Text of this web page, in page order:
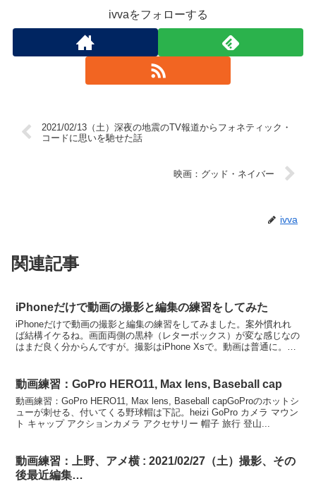
ivvaをフォローする
2021/02/13（土）深夜の地震のTV報道からフォネティック・
コードに思いを馳せた話
映画：グッド・ネイバー
ivva
関連記事
iPhoneだけで動画の撮影と編集の練習をしてみた
iPhoneだけで動画の撮影と編集の練習をしてみました。案外慣れれ
ば結構イケるね。画面両側の黒枠（レターボックス）が変な感じなの
はまだ良く分からんですが。撮影はiPhone Xsで。動画は普通に。編
動画練習：GoPro HERO11, Max lens, Baseball cap
動画練習：GoPro HERO11, Max lens, Baseball capGoProのホットシ
ューが刺せる、付いてくる野球帽は下記。heizi GoPro カメラ マウン
ト キャップ アクションカメラ アクセサリー 帽子 旅行 登山...
動画練習：上野、アメ横 : 2021/02/27（土）撮影、その
後最近編集…